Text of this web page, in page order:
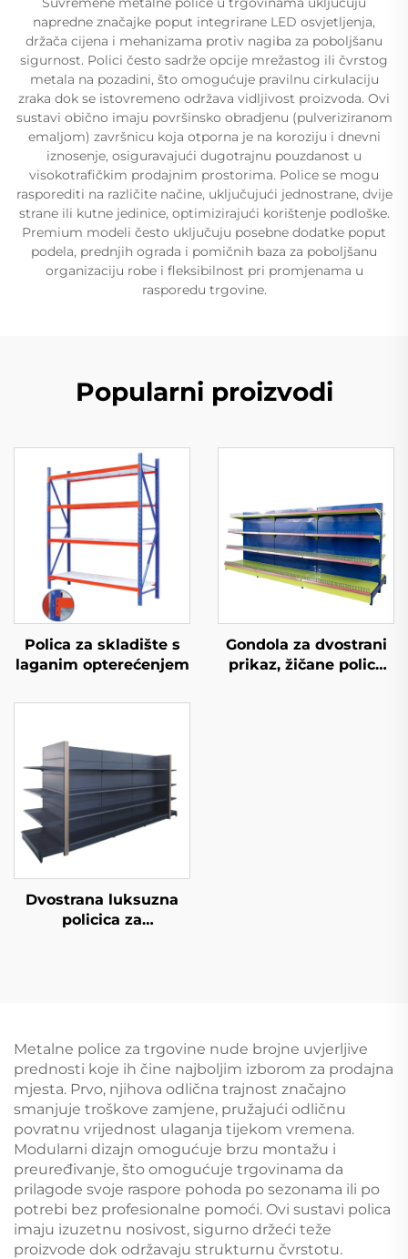
napredne značajke poput integrirane LED osvjetljenja,
držača cijena i mehanizama protiv nagiba za poboljšanu
sigurnost. Polici često sadrže opcije mrežastog ili čvrstog
metala na pozadini, što omogućuje pravilnu cirkulaciju
zraka dok se istovremeno održava vidljivost proizvoda. Ovi
sustavi obično imaju površinsko obradjenu (pulveriziranom
emaljom) završnicu koja otporna je na koroziju i dnevni
iznosenje, osiguravajući dugotrajnu pouzdanost u
visokotrafičkim prodajnim prostorima. Police se mogu
rasporediti na različite načine, uključujući jednostrane, dvije
strane ili kutne jedinice, optimizirajući korištenje podloške.
Premium modeli često uključuju posebne dodatke poput
podela, prednjih ograda i pomičnih baza za poboljšanu
organizaciju robe i fleksibilnost pri promjenama u
rasporedu trgovine.
Popularni proizvodi
Polica za skladište s
laganim opterećenjem
Gondola za dvostrani
prikaz, žičane police
Dvostrana luksuzna
policica za
Metalne police za trgovine nude brojne uvjerljive
prednosti koje ih čine najboljim izborom za prodajna
mjesta. Prvo, njihova odlična trajnost značajno
smanjuje troškove zamjene, pružajući odličnu
povratnu vrijednost ulaganja tijekom vremena.
Modularni dizajn omogućuje brzu montažu i
preuređivanje, što omogućuje trgovinama da
prilagode svoje raspore pohoda po sezonama ili po
potrebi bez profesionalne pomoći. Ovi sustavi polica
imaju izuzetnu nosivost, sigurno držeći teže
proizvode dok održavaju strukturnu čvrstotu.